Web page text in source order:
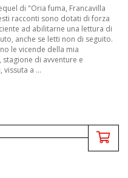
di "Oria fuma, Francavilla
racconti sono dotati di forza
ad abilitarne una lettura di
anche se letti non di seguito.
le vicende della mia
stagione di avventure e
vissuta a ...